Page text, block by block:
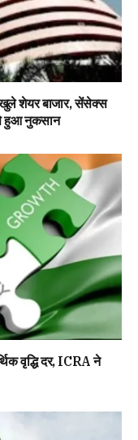
शेयर बाजार, सेंसेक्स
से हुआ नुकसान
वृद्धि दर, ICRA ने